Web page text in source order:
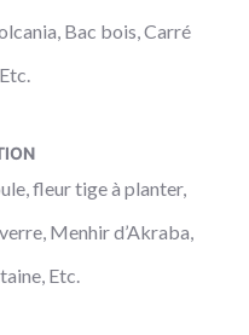
Bac bois, Carré
fleur tige à planter,
Menhir d’Akraba,
Etc.